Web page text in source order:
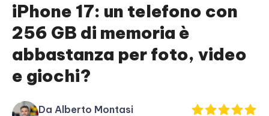
ReiBoot
for iOS
PDF
New
iPhone 17: un telefono con
256 GB di memoria è
abbastanza per foto, video
e giochi?
Da Alberto Montasi